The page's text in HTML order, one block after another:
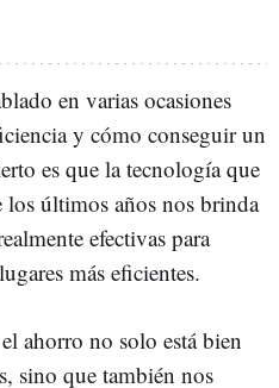
en varias ocasiones
y cómo conseguir un
es que la tecnología que
los últimos años nos brinda
efectivas para
más eficientes.
ahorro no solo está bien
sino que también nos